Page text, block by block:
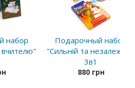
набор
Подарочный набор
"Сильній та незалежній"
3в1
880 грн